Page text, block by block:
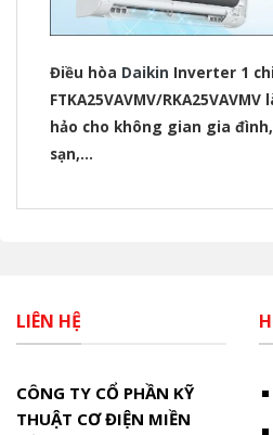
Điều hòa Daikin Inverter 1
FTKA25VAVMV/
hảo cho không gian gia
sạn,…
LIÊN HỆ
CÔNG TY CỔ PHẦN KỸ
THUẬT CƠ ĐIỆN MIỀN